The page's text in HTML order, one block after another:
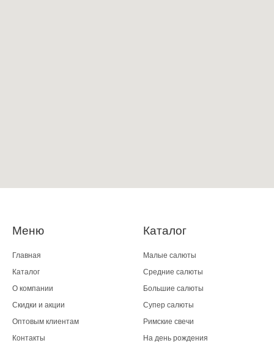
Меню
Главная
Каталог
О компании
Скидки и акции
Оптовым клиентам
Контакты
Каталог
Малые салюты
Средние салюты
Большие салюты
Супер салюты
Римские свечи
На день рождения